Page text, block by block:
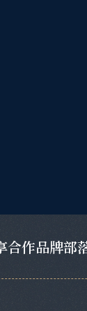
合作品牌部